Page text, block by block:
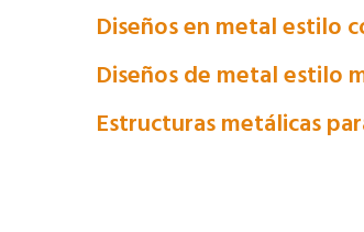
Diseños en metal estilo
Diseños de metal estilo
Estructuras metálicas